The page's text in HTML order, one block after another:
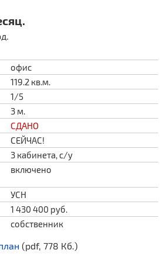
офис
119.2 кв.м.
1/5
3 м.
СДАНО
СЕЙЧАС!
3 кабинета, с/у
включено
УСН
1 430 400 руб.
собственник
(pdf, 778 Кб.)